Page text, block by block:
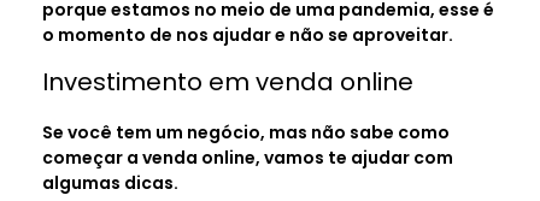
porque estamos no meio de uma pandemia, esse é
o momento de nos ajudar e não se aproveitar.
Investimento em venda online
Se você tem um negócio, mas não sabe como
começar a venda online, vamos te ajudar com
algumas dicas.